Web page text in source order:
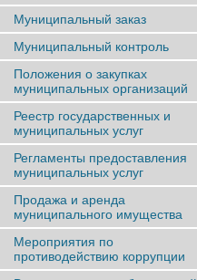
Муниципальный заказ
Муниципальный контроль
Положения о закупках
муниципальных организаций
Реестр государственных и
муниципальных услуг
Регламенты предоставления
муниципальных услуг
Продажа и аренда
муниципального имущества
Мероприятия по
противодействию коррупции